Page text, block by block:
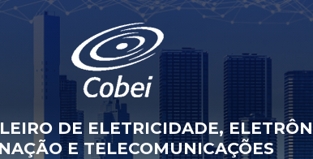
DE ELETRICIDADE,
E TELECOMUNICAÇÕES